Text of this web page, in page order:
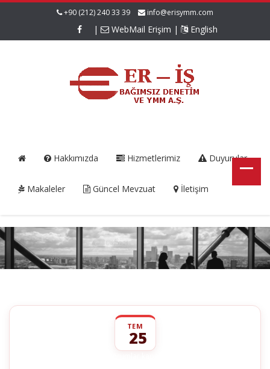
+90 (212) 240 33 39 info@erisymm.com
| WebMail Erişim | English
Hakkımızda Hizmetlerimiz Duyurular
Makaleler Güncel Mevzuat İletişim
TEM
25